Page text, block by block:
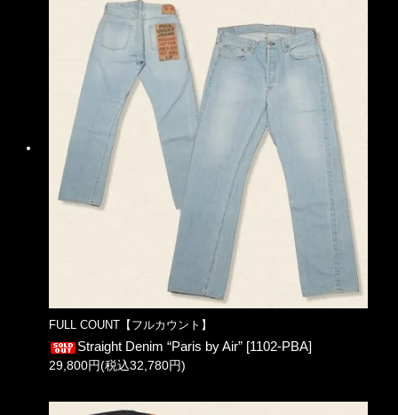
FULL COUNT【フルカウント】
Straight Denim “Paris by Air” [1102-PBA]
29,800円(税込32,780円)